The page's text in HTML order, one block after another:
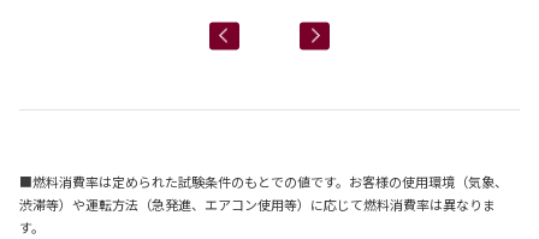
■燃料消費率は定められた試験条件のもとでの値です。お客様の使用環境（気象、
渋滞等）や運転方法（急発進、エアコン使用等）に応じて燃料消費率は異なりま
す。